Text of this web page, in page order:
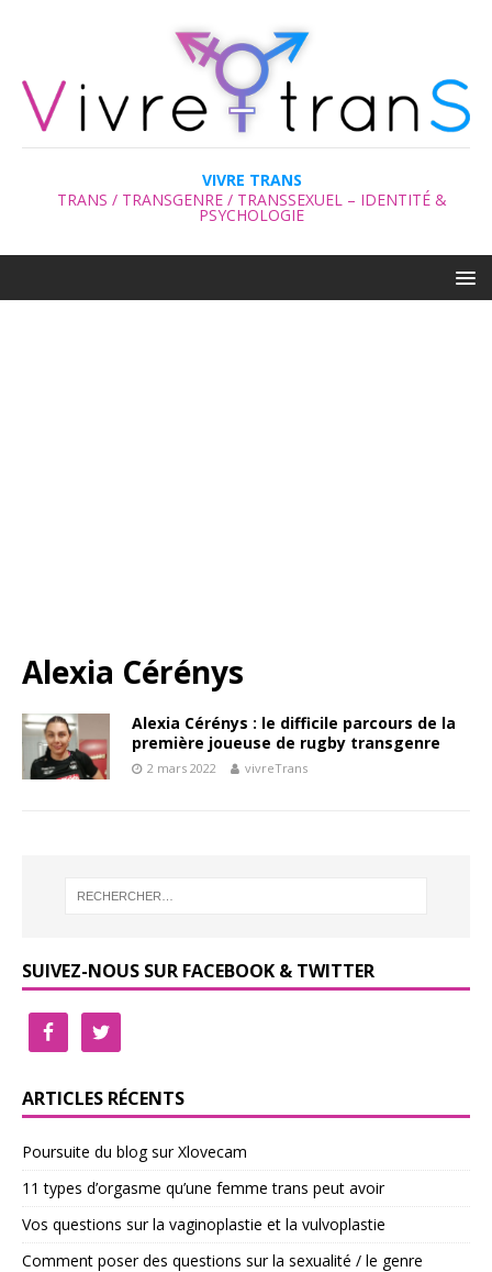
VIVRE TRANS
TRANS / TRANSGENRE / TRANSSEXUEL – IDENTITÉ &
PSYCHOLOGIE
Alexia Cérénys
Alexia Cérénys : le difficile parcours de la
première joueuse de rugby transgenre
2 mars 2022 vivreTrans
SUIVEZ-NOUS SUR FACEBOOK & TWITTER
ARTICLES RÉCENTS
Poursuite du blog sur Xlovecam
11 types d’orgasme qu’une femme trans peut avoir
Vos questions sur la vaginoplastie et la vulvoplastie
Comment poser des questions sur la sexualité / le genre